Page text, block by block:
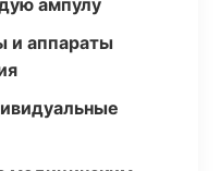
ампулу
и аппараты